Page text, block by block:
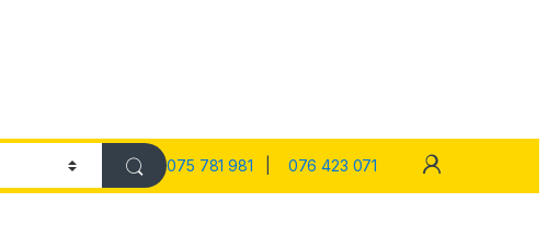
075 781 981 076 423 071